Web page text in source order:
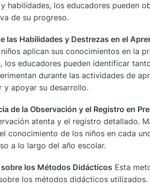
habilidades, los educadores pueden
de su progreso.
las Habilidades y Destrezas en el
aplican sus conocimientos en la
los educadores pueden identificar
durante las actividades de
y apoyar su desarrollo.
de la Observación y el Registro en
atenta y el registro detallado.
conocimiento de los niños en cada
a lo largo del año escolar.
sobre los Métodos Didácticos Esta
los métodos didácticos